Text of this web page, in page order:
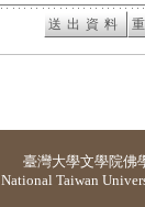
臺灣大學文學院佛
National Taiwan